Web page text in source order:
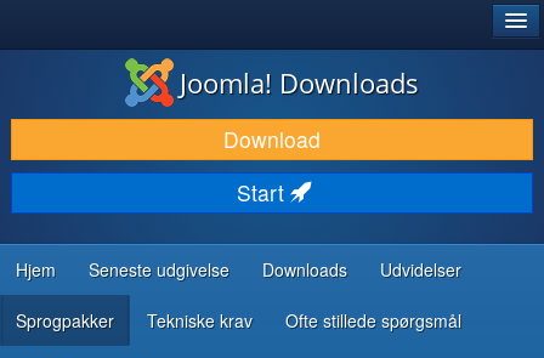
DOWNLOAD & UDVID
OPDAG & LÆR
FÆLLESSKABET & SUPPORT
UDVIKLERRESSOURCER
Joomla! Downloads
Download
Start
Hjem Seneste udgivelse Downloads Udvidelser
Sprogpakker Tekniske krav Ofte stillede spørgsmål